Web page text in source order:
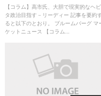
ディー
【コラム】高市氏、大胆で現実的なヘ
タ政治目指す－リーディー 記事を要約
ると以下のとおり。 ブルームバーグ マ
ケットニュース 【コラム...